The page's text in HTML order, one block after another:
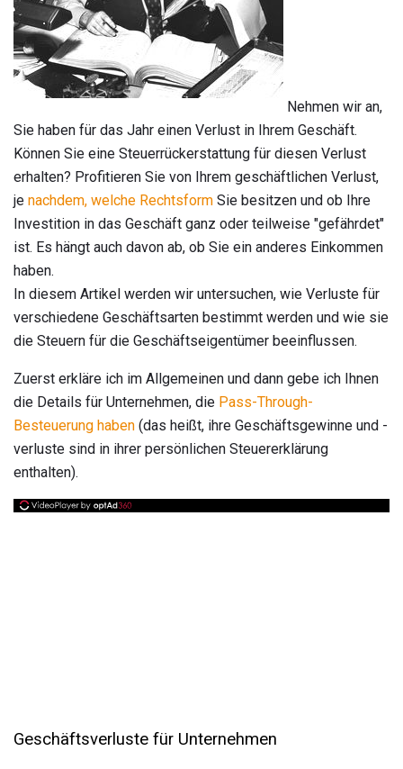
Nehmen wir an,
Sie haben für das Jahr einen Verlust in Ihrem Geschäft.
Können Sie eine Steuerrückerstattung für diesen Verlust
erhalten? Profitieren Sie von Ihrem geschäftlichen Verlust,
je nachdem, welche Rechtsform Sie besitzen und ob Ihre
Investition in das Geschäft ganz oder teilweise "gefährdet"
ist. Es hängt auch davon ab, ob Sie ein anderes Einkommen
haben.
In diesem Artikel werden wir untersuchen, wie Verluste für
verschiedene Geschäftsarten bestimmt werden und wie sie
die Steuern für die Geschäftseigentümer beeinflussen.
Zuerst erkläre ich im Allgemeinen und dann gebe ich Ihnen
die Details für Unternehmen, die Pass-Through-
Besteuerung haben (das heißt, ihre Geschäftsgewinne und -
verluste sind in ihrer persönlichen Steuererklärung
enthalten).
Geschäftsverluste für Unternehmen